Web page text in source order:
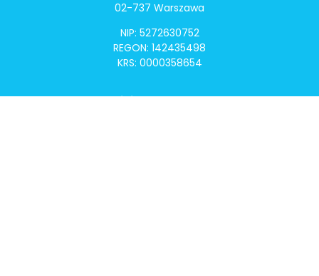
02-737 Warszawa
NIP: 5272630752
REGON: 142435498
KRS: 0000358654
Alivia Onkomapa